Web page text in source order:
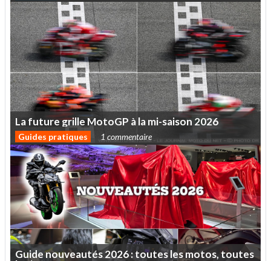
Lafuturegrille MotoGP àlami-saison 2026
Guides pratiques 1 commentaire
Guidenouveautés2026:touteslesmotos,toutes